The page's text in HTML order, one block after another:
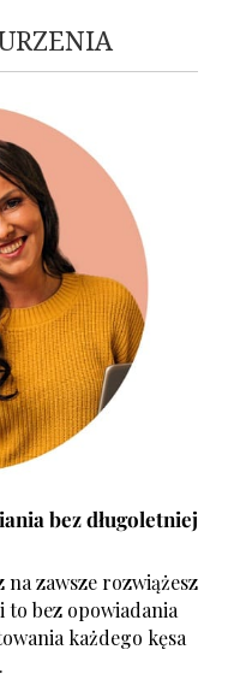
bez długoletniej
zawsze rozwiążesz
to bez opowiadania
każdego kęsa